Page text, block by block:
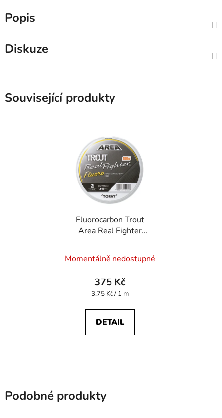
Popis
Diskuze
Související produkty
Fluorocarbon Trout
Area Real Fighter
mm
Momentálně nedostupné
375 Kč
Měrná
3,75 Kč / 1 m
DETAIL
Podobné produkty